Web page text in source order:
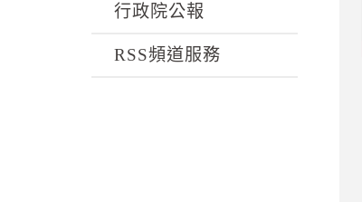
行政院公報
RSS頻道服務